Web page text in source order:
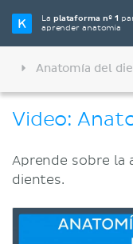
Laplataforma nº 1
aprender anatomía
Anatomía del
Video:
Aprende sobre la
dientes.